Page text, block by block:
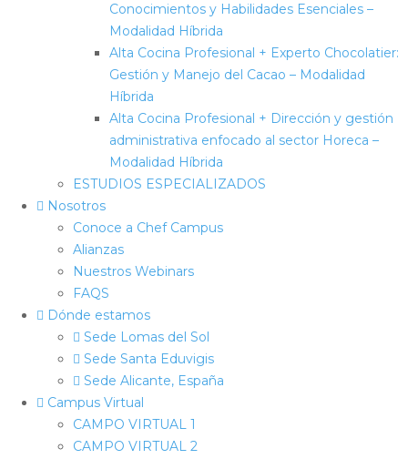
Conocimientos y Habilidades Esenciales –
Modalidad Híbrida
Alta Cocina Profesional + Experto Chocolatier:
Gestión y Manejo del Cacao – Modalidad
Híbrida
Alta Cocina Profesional + Dirección y gestión
administrativa enfocado al sector Horeca –
Modalidad Híbrida
ESTUDIOS ESPECIALIZADOS
Nosotros
Conoce a Chef Campus
Alianzas
Nuestros Webinars
FAQS
Dónde estamos
Sede Lomas del Sol
Sede Santa Eduvigis
Sede Alicante, España
Campus Virtual
CAMPO VIRTUAL 1
CAMPO VIRTUAL 2